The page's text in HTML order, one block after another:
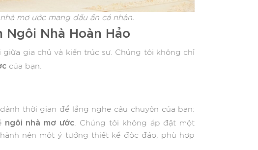
mơ ước mang dấu ấn cá nhân.
Nhà Hoàn Hảo
gia chủ và kiến trúc sư. Chúng tôi không chỉ
của bạn.
thời gian để lắng nghe câu chuyện của bạn:
ngôi nhà mơ ước . Chúng tôi không áp đặt một
nên một ý tưởng thiết kế độc đáo, phù hợp